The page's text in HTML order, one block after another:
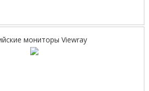
мониторы Viewray